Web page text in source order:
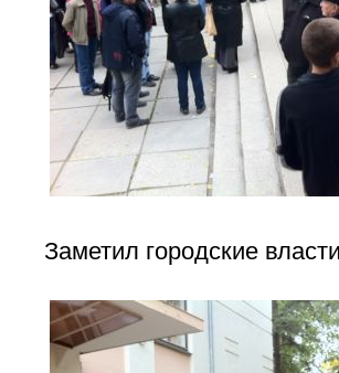
Заметил городские